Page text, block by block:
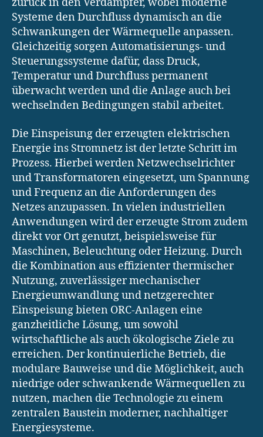
zurück in den Verdampfer, wobei moderne
Systeme den Durchfluss dynamisch an die
Schwankungen der Wärmequelle anpassen.
Gleichzeitig sorgen Automatisierungs- und
Steuerungssysteme dafür, dass Druck,
Temperatur und Durchfluss permanent
überwacht werden und die Anlage auch bei
wechselnden Bedingungen stabil arbeitet.
Die Einspeisung der erzeugten elektrischen
Energie ins Stromnetz ist der letzte Schritt im
Prozess. Hierbei werden Netzwechselrichter
und Transformatoren eingesetzt, um Spannung
und Frequenz an die Anforderungen des
Netzes anzupassen. In vielen industriellen
Anwendungen wird der erzeugte Strom zudem
direkt vor Ort genutzt, beispielsweise für
Maschinen, Beleuchtung oder Heizung. Durch
die Kombination aus effizienter thermischer
Nutzung, zuverlässiger mechanischer
Energieumwandlung und netzgerechter
Einspeisung bieten ORC-Anlagen eine
ganzheitliche Lösung, um sowohl
wirtschaftliche als auch ökologische Ziele zu
erreichen. Der kontinuierliche Betrieb, die
modulare Bauweise und die Möglichkeit, auch
niedrige oder schwankende Wärmequellen zu
nutzen, machen die Technologie zu einem
zentralen Baustein moderner, nachhaltiger
Energiesysteme.